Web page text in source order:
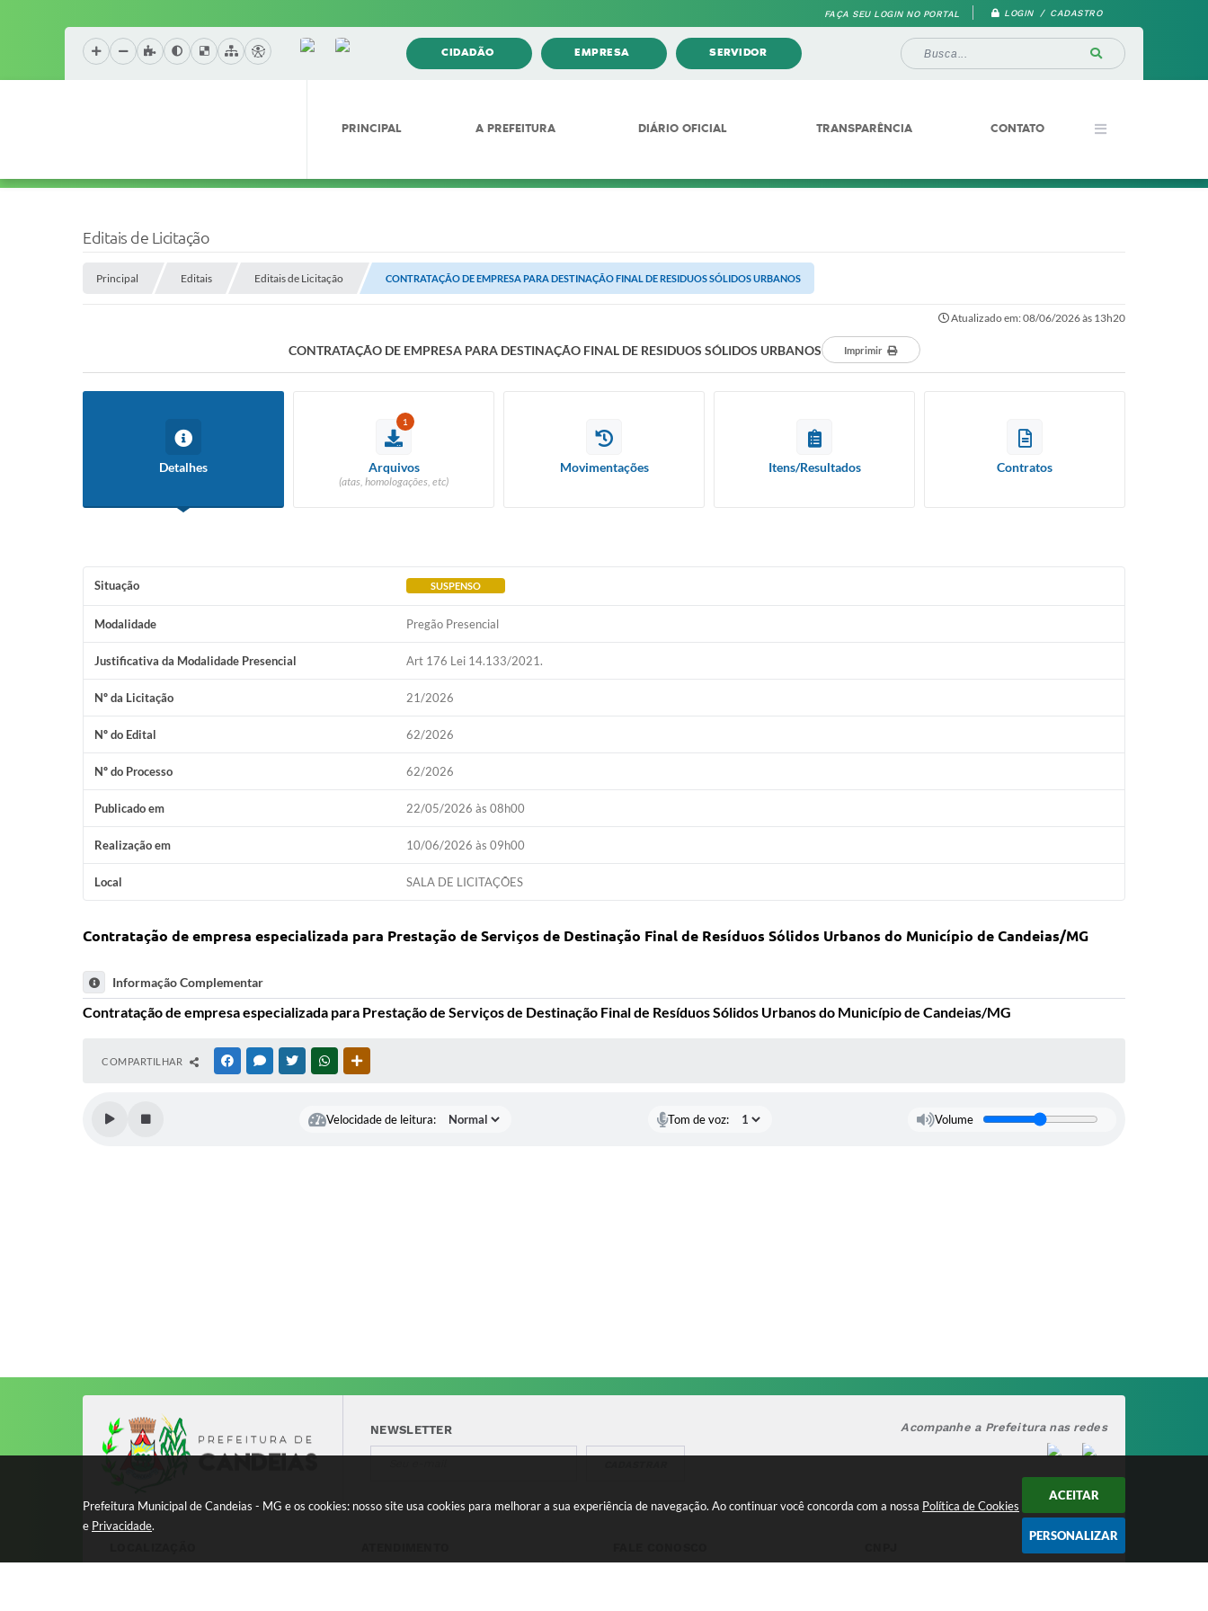
Prefeitura Municipal de Candeias - MG e os cookies: nosso site usa cookies para melhorar a sua experiência de navegação. Ao continuar você concorda com a nossa Política de Cookies
e Privacidade.
ACEITAR
PERSONALIZAR
FAÇA SEU LOGIN NO PORTAL LOGIN / CADASTRO
CIDADÃO EMPRESA SERVIDOR
PRINCIPAL A PREFEITURA DIÁRIO OFICIAL TRANSPARÊNCIA CONTATO
Editais de Licitação
Principal Editais Editais de Licitação CONTRATAÇÃO DE EMPRESA PARA DESTINAÇÃO FINAL DE RESIDUOS SÓLIDOS URBANOS
Atualizado em: 08/06/2026 às 13h20
CONTRATAÇÃO DE EMPRESA PARA DESTINAÇÃO FINAL DE RESIDUOS SÓLIDOS URBANOS Imprimir
Detalhes
1
Arquivos
(atas, homologações, etc)
Movimentações Itens/Resultados Contratos
Situação SUSPENSO
Modalidade Pregão Presencial
Justificativa da Modalidade Presencial Art 176 Lei 14.133/2021.
Nº da Licitação 21/2026
Nº do Edital 62/2026
Nº do Processo 62/2026
Publicado em 22/05/2026 às 08h00
Realização em 10/06/2026 às 09h00
Local SALA DE LICITAÇÕES
Contratação de empresa especializada para Prestação de Serviços de Destinação Final de Resíduos Sólidos Urbanos do Município de Candeias/MG
Informação Complementar
Contratação de empresa especializada para Prestação de Serviços de Destinação Final de Resíduos Sólidos Urbanos do Município de Candeias/MG
COMPARTILHAR FACEBOOKMESSENGER
TWITTERWHATSAPP
Velocidade de leitura: Tom de voz: Volume
NEWSLETTER Acompanhe a Prefeitura nas redes
Avenida 17 de Dezembro, nº 240
Segunda-feira a Quinta 08:00 às
Telefone para contato: 17.888.090/0001-00